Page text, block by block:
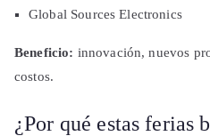
Global Sources Electronics
Beneficio: innovación, nuevos
costos.
¿Por qué estas ferias